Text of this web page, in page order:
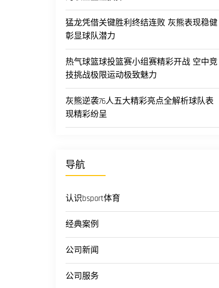
猛龙凭借关键胜利终结连败 灰熊表现稳健
彰显球队潜力
热气球篮球投篮赛小组赛精彩开战 空中竞
技挑战极限运动极致魅力
灰熊逆袭76人五大精彩亮点全解析球队表
现精彩纷呈
导航
认识bsport体育
经典案例
公司新闻
公司服务